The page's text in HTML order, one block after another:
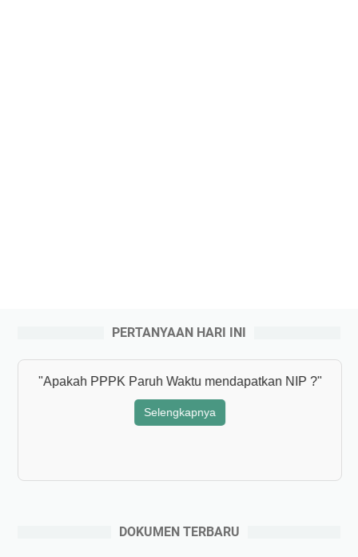
PERTANYAAN HARI INI
"Apakah PPPK Paruh Waktu mendapatkan NIP ?"
Selengkapnya
DOKUMEN TERBARU